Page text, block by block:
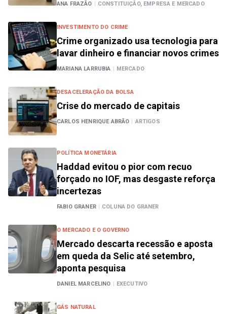
ANA FRAZÃO | CONSTITUIÇÃO, EMPRESA E MERCADO
INVESTIMENTO DO CRIME
Crime organizado usa tecnologia para
lavar dinheiro e financiar novos crimes
MARIANA LARRUBIA | MERCADO
DESACELERAÇÃO DA BOLSA
Crise do mercado de capitais
CARLOS HENRIQUE ABRÃO | ARTIGOS
POLÍTICA MONETÁRIA
Haddad evitou o pior com recuo
forçado no IOF, mas desgaste reforça
incertezas
FABIO GRANER | COLUNA DO GRANER
O MERCADO E O GOVERNO
Mercado descarta recessão e aposta
em queda da Selic até setembro,
aponta pesquisa
DANIEL MARCELINO | EXECUTIVO
GÁS NATURAL